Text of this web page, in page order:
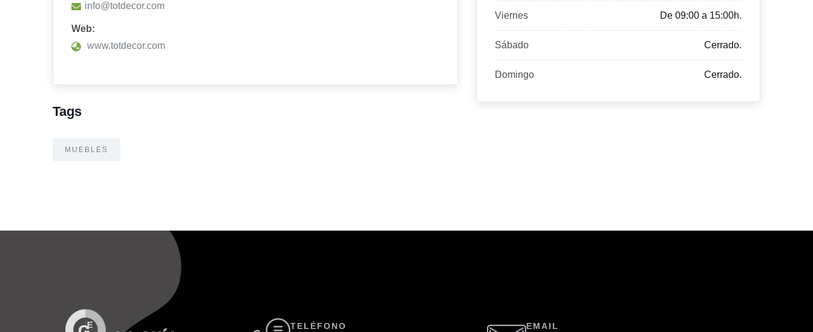
info@totdecor.com
Web:
www.totdecor.com
Tags
MUEBLES
Viernes De 09:00 a 15:00h.
Sábado Cerrado.
Domingo Cerrado.
TELÉFONO EMAIL